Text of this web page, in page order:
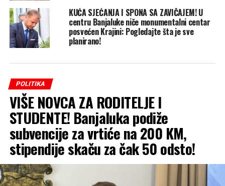
KUĆA SJEĆANJA I SPONA SA ZAVIČAJEM! U
centru Banjaluke niče monumentalni centar
posvećen Krajini: Pogledajte šta je sve
planirano!
POLITIKA
VIŠE NOVCA ZA RODITELJE I
STUDENTE! Banjaluka podiže
subvencije za vrtiće na 200 KM,
stipendije skaču za čak 50 odsto!